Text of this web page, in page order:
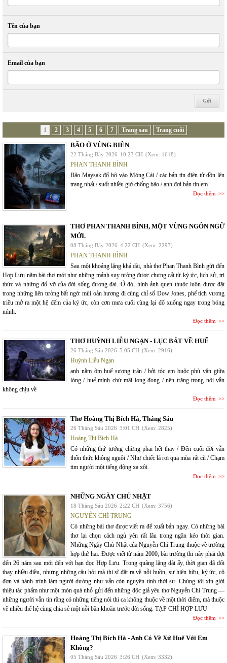
Tên của bạn
Email của bạn
1 2 3 4 5 6 7 Trang sau Trang cuối
BÃO Ở VÙNG BIÊN
22 Tháng Bảy 2026 10:23 CH (Xem: 1618)
PHAN THANH BÌNH
Bão Maysak đổ bộ vào Móng Cái / các bản tin điện tử dồn lên
trang nhất / suốt nhiều giờ chống bão / anh đợi bản tin em
Đọc thêm
THƠ PHAN THANH BÌNH, MỘT VÙNG NGÔN NGỮ
MỚI.
08 Tháng Bảy 2026 4:22 CH (Xem: 2297)
PHAN THANH BÌNH
Sau một khoảng lặng khá dài, nhà thơ Phan Thanh Bình gửi đến
Hợp Lưu năm bài thơ mới như những mảnh suy tưởng được chưng cất từ ký ức, lịch sử, tri
thức và những đổ vỡ của đời sống đương đại. Ở đó, hình ảnh quen thuộc luôn được đặt
trong những liên tưởng bất ngờ: mùi oản hương đi cùng chỉ số Dow Jones, phế tích vương
triều mở ra một hệ đếm của ký ức, còn cơn mưa cuối cùng lại đổ xuống ngay trong bóng
mình.
Đọc thêm
THƠ HUỲNH LIỄU NGẠN - LỤC BÁT VỀ HUẾ
26 Tháng Sáu 2026 5:05 CH (Xem: 2916)
Huỳnh Liễu Ngạn
anh nằm ôm huế sượng trân / bởi tóc em buộc phù vân giữa
lòng / huế mình chừ mãi long đong / nên trăng trong nội vẫn
không chịu về
Đọc thêm
Thơ Hoàng Thị Bích Hà, Tháng Sáu
26 Tháng Sáu 2026 3:01 CH (Xem: 2825)
Hoàng Thị Bích Hà
Có những thứ tưởng chừng phai hết thảy / Đến cuối đời vẫn
thổn thức không nguôi / Như chiếc lá rơi qua mùa rất cũ / Chạm
tim người một tiếng động xa xôi.
Đọc thêm
NHỮNG NGÀY CHỦ NHẬT
18 Tháng Sáu 2026 2:22 CH (Xem: 3756)
NGUYỄN CHÍ TRUNG
Có những bài thơ được viết ra để xuất bản ngay. Có những bài
thơ lại chọn cách ngủ yên rất lâu trong ngăn kéo thời gian.
Những Ngày Chủ Nhật của Nguyễn Chí Trung thuộc về trường
hợp thứ hai. Được viết từ năm 2000, bài trường thi này phải đợi
đến 26 năm sau mới đến với bạn đọc Hợp Lưu. Trong quãng lặng dài ấy, thời gian đã đổi
thay nhiều điều, nhưng những câu hỏi mà thi sĩ đặt ra về nỗi buồn, sự hiện hữu, ký ức, cô
đơn và hành trình làm người dường như vẫn còn nguyên tính thời sự. Chúng tôi xin giới
thiệu tác phẩm như một món quà nhỏ gửi đến những độc giả yêu thơ Nguyễn Chí Trung —
những người vẫn tin rằng có những tiếng nói thi ca không thuộc về một thời điểm, mà thuộc
về nhiều thế hệ cùng chia sẻ một nỗi băn khoăn trước đời sống. TẠP CHÍ HỢP LƯU
Đọc thêm
Hoàng Thị Bích Hà - Anh Có Về Xứ Huế Với Em
Không?
05 Tháng Sáu 2026 3:26 CH (Xem: 3332)